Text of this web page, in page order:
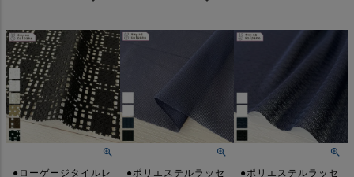
●ローゲージタイルレ
●ポリエステルラッセ
●ポリエステルラッセ